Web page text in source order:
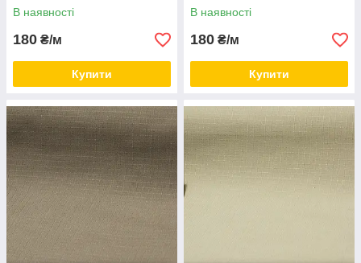
В наявності
180 ₴/м
Купити
В наявності
180 ₴/м
Купити